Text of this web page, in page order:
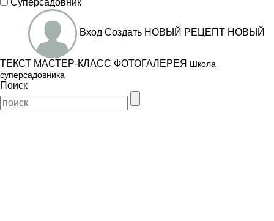
Суперсадовник
Вход Создать НОВЫЙ РЕЦЕПТ НОВЫЙ
ТЕКСТ МАСТЕР-КЛАСС ФОТОГАЛЕРЕЯ Школа
суперсадовника
Поиск